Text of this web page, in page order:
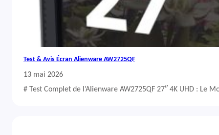
Test & Avis Écran Alienware AW2725QF
13 mai 2026
# Test Complet de l’Alienware AW2725QF 27″ 4K UHD : Le